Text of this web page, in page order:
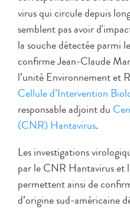
virus qui circule depuis
semblent pas avoir
la souche détectée parmi
confirme Jean-Claude
l’unité Environnement et
Cellule d’Intervention
responsable adjoint du
(CNR) Hantavirus.
Les investigations
par le CNR Hantavirus et
permettent ainsi de
d’origine sud-américaine